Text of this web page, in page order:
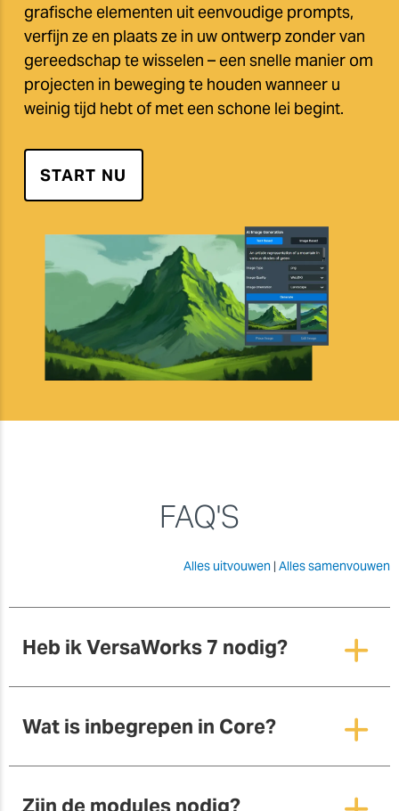
grafische elementen uit eenvoudige prompts,
verfijn ze en plaats ze in uw ontwerp zonder van
gereedschap te wisselen – een snelle manier om
projecten in beweging te houden wanneer u
weinig tijd hebt of met een schone lei begint.
START NU
FAQ'S
Alles uitvouwen | Alles samenvouwen
Heb ik VersaWorks 7 nodig?
Wat is inbegrepen in Core?
Zijn de modules nodig?